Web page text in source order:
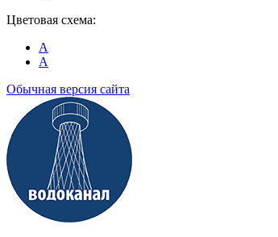
Цветовая схема:
A
A
Обычная версия сайта